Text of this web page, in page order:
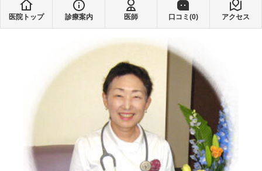
医院トップ 診療案内 医師 口コミ(0) アクセス